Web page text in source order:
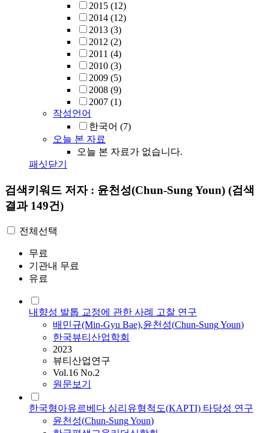
2015 (12)
2014 (12)
2013 (3)
2012 (2)
2011 (4)
2010 (3)
2009 (5)
2008 (9)
2007 (1)
작성언어
한국어 (7)
오늘 본 자료
오늘 본 자료가 없습니다.
패싯닫기
검색키워드 저자 : 윤천성(Chun-Sung Youn) (검색
결과 149건)
전체선택
무료
기관내 무료
유료
내향성 발톱 교정에 관한 사례 고찰 연구
배민규(Min-Gyu Bae),윤천성(Chun-SungYoun)
한국뷰티산업학회
2023
뷰티산업연구
Vol.16 No.2
원문보기
한국형아유르베다 심리유형척도(KAPTI) 타당성 연구
윤천성(Chun-SungYoun)